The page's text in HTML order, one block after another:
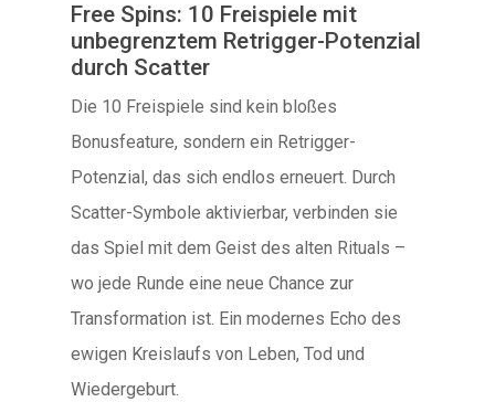
Free Spins: 10 Freispiele mit
unbegrenztem Retrigger-Potenzial
durch Scatter
Die 10 Freispiele sind kein bloßes
Bonusfeature, sondern ein Retrigger-
Potenzial, das sich endlos erneuert. Durch
Scatter-Symbole aktivierbar, verbinden sie
das Spiel mit dem Geist des alten Rituals –
wo jede Runde eine neue Chance zur
Transformation ist. Ein modernes Echo des
ewigen Kreislaufs von Leben, Tod und
Wiedergeburt.